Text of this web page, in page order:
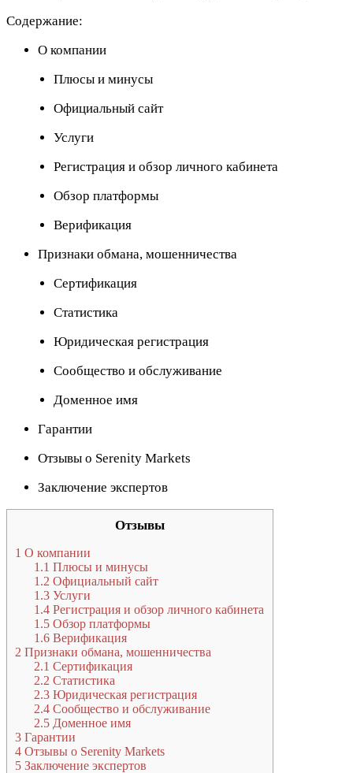
Содержание:
О компании
Плюсы и минусы
Официальный сайт
Услуги
Регистрация и обзор личного кабинета
Обзор платформы
Верификация
Признаки обмана, мошенничества
Сертификация
Статистика
Юридическая регистрация
Сообщество и обслуживание
Доменное имя
Гарантии
Отзывы о Serenity Markets
Заключение экспертов
Отзывы
1 О компании
1.1 Плюсы и минусы
1.2 Официальный сайт
1.3 Услуги
1.4 Регистрация и обзор личного кабинета
1.5 Обзор платформы
1.6 Верификация
2 Признаки обмана, мошенничества
2.1 Сертификация
2.2 Статистика
2.3 Юридическая регистрация
2.4 Сообщество и обслуживание
2.5 Доменное имя
3 Гарантии
4 Отзывы о Serenity Markets
5 Заключение экспертов